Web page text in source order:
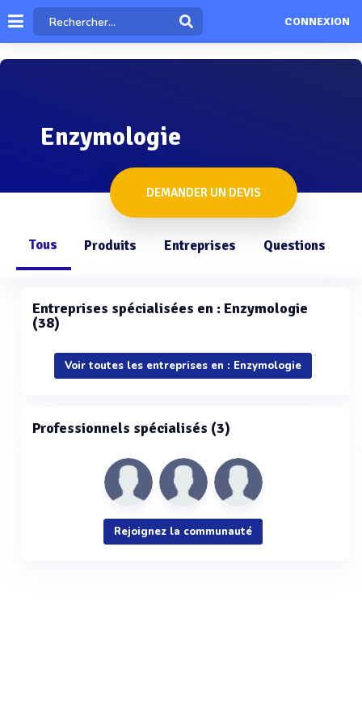
CONNEXION
Enzymologie
DEMANDER UN DEVIS
Tous Produits Entreprises Questions
Entreprises spécialisées en : Enzymologie
(38)
Voir toutes les entreprises en : Enzymologie
Professionnels spécialisés (3)
Rejoignez la communauté